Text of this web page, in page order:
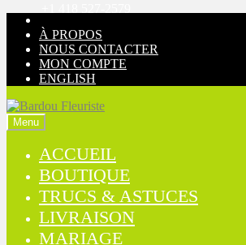
Aller
navigation
Aller
contenu
À PROPOS
NOUS CONTACTER
MON COMPTE
ENGLISH
Menu
ACCUEIL
BOUTIQUE
TRUCS & ASTUCES
LIVRAISON
MARIAGE